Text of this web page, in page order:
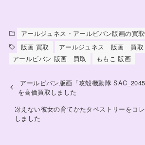
アールジュネス・アールビバン版画の買
版画 買取
アールジュネス 版画 買取
アールビバン 版画 買取
ももこ 版画
アールビバン版画「攻殻機動隊
を高価買取しました
冴えない彼女の育てかたタペストリーをコ
しました